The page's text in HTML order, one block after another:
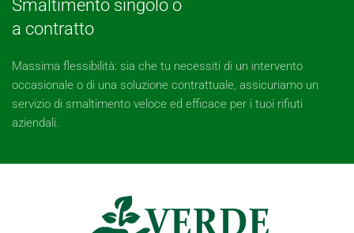
Smaltimento singolo o
a contratto
Massima flessibilità: sia che tu necessiti di un intervento
occasionale o di una soluzione contrattuale, assicuriamo un
servizio di smaltimento veloce ed efficace per i tuoi rifiuti
aziendali.